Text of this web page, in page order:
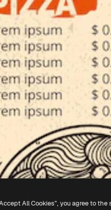
All Cookies”, you agree to